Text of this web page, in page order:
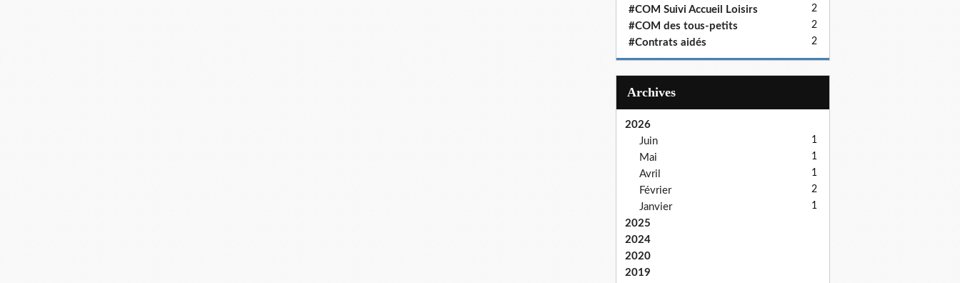
#COM Suivi Accueil Loisirs 2
#COM des tous-petits 2
#Contrats aidés 2
Archives
2026
Juin
1
Mai 1
Avril 1
Février 2
Janvier 1
2025
2024
2020
2019